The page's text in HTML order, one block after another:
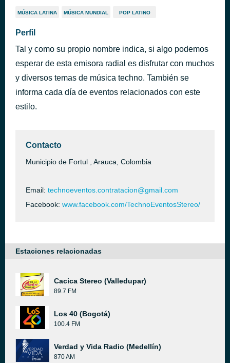
MÚSICA LATINA MÚSICA MUNDIAL POP LATINO
Perfil
Tal y como su propio nombre indica, si algo podemos
esperar de esta emisora radial es disfrutar con muchos
y diversos temas de música techno. También se
informa cada día de eventos relacionados con este
estilo.
Contacto
Municipio de Fortul , Arauca, Colombia
Email: technoeventos.contratacion@gmail.com
Facebook: www.facebook.com/TechnoEventosStereo/
Estaciones relacionadas
Cacica Stereo (Valledupar)
89.7 FM
Los 40 (Bogotá)
100.4 FM
Verdad y Vida Radio (Medellín)
870 AM